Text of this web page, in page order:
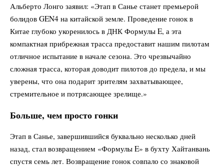
Альберто Лонго заявил: «Этап в Санье станет премьерой
болидов GEN4 на китайской земле. Проведение гонок в
Китае глубоко укоренилось в ДНК Формулы E, а эта
компактная прибрежная трасса предоставит нашим пилотам
отличное испытание в начале сезона. Это чрезвычайно
сложная трасса, которая доводит пилотов до предела, и мы
уверены, что она подарит зрителям захватывающее,
стремительное и потрясающее зрелище.»
Больше, чем просто гонки
Этап в Санье, завершившийся буквально несколько дней
назад, стал возвращением «Формулы E» в бухту Хайтанвань
спустя семь лет. Возвращение гонок совпало со знаковой